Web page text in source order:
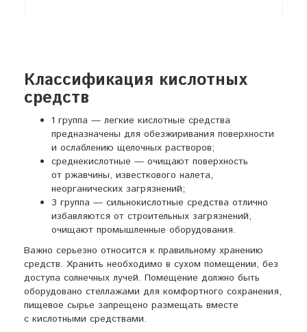
Классификация кислотных
средств
1 группа — легкие кислотные средства
предназначены для обезжиривания поверхности
и ослаблению щелочных растворов;
среднекислотные — очищают поверхность
от ржавчины, известкового налета,
неорганических загрязнений;
3 группа — сильнокислотные средства отлично
избавляются от строительных загрязнений,
очищают промышленные оборудования.
Важно серьезно относится к правильному хранению
средств. Хранить необходимо в сухом помещении, без
доступа солнечных лучей. Помещение должно быть
оборудовано стеллажами для комфортного сохранения,
пищевое сырье запрещено размещать вместе
с кислотными средствами.